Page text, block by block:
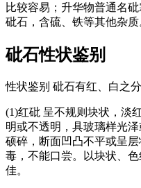
比较容易；升华物普通名
砒石，含硫、铁等其他杂质
砒石性状鉴别
性状鉴别 砒石有红、白之
(1)红砒 呈不规则块状，淡
明或不透明，具玻璃样光
硕碎，断面凹凸不平或呈
毒，不能口尝。以块状、
佳。